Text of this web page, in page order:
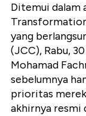
Ditemui dalam
yang
(JCC), Rabu,
Mohamad
sebelumnya
prioritas
akhirnya resmi